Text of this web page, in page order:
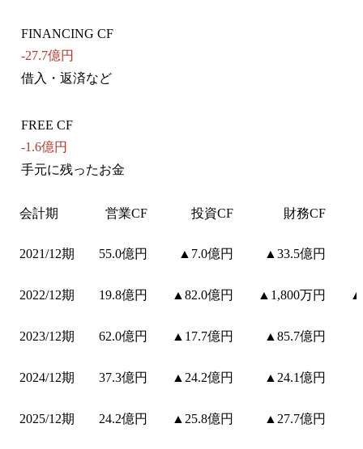
FINANCING CF
-27.7億円
借入・返済など
FREE CF
-1.6億円
手元に残ったお金
会計期 営業CF 投資CF 財務CF
2021/12期 55.0億円 ▲7.0億円 ▲33.5億円
2022/12期 19.8億円 ▲82.0億円 ▲1,800万円
2023/12期 62.0億円 ▲17.7億円 ▲85.7億円
2024/12期 37.3億円 ▲24.2億円 ▲24.1億円
2025/12期 24.2億円 ▲25.8億円 ▲27.7億円